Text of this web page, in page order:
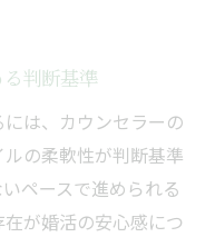
判断基準
は、カウンセラーの
の柔軟性が判断基準
ペースで進められる
が婚活の安心感につ